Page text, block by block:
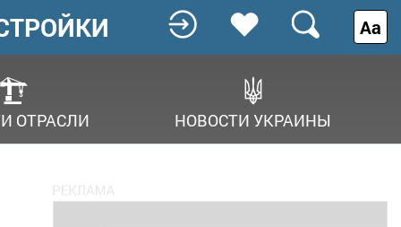
ОТРАСЛИ НОВОСТИ УКРАИНЫ
Аа